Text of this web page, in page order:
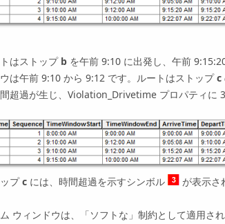
はストップ b を午前 9:10 に出発し、午前
は午前 9:10 から 9:12 です。ルートはストップc
超過が生じ、Violation_Drivetime プロパティに
プc には、時間超過を示すシンボル が表示さ
ウィンドウは、「ソフトな」制約として適用さ